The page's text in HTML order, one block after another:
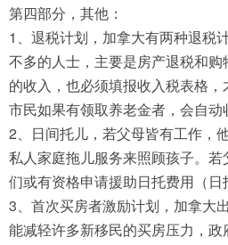
第四部分，其他：
1、退税计划，加拿大有两种退税
不多的人士，主要是房产退税和
的收入，也必须填报收入税表格
市民如果有领取养老金者，会自动
2、日间托儿，若父母皆有工作，
私人家庭拖儿服务来照顾孩子。
们或有资格申请援助日托费用（日
3、首次买房者激励计划，加拿大
能减轻许多新移民的买房压力，